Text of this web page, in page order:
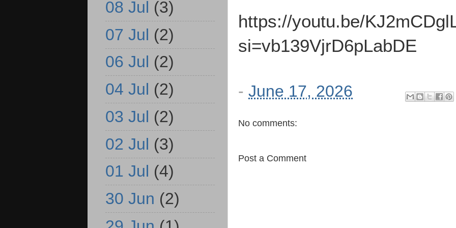
https://youtu.be/
si=vb139VjrD6pLabDE
- June 17, 2026
No comments:
Post a Comment
08 Jul (3)
07 Jul (2)
06 Jul (2)
04 Jul (2)
03 Jul (2)
02 Jul (3)
01 Jul (4)
30 Jun (2)